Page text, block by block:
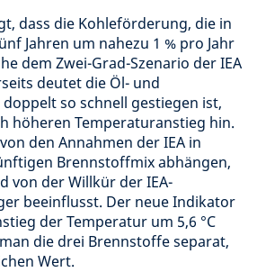
dass die Kohleförderung, die in
Jahren um nahezu 1 % pro Jahr
dem Zwei-Grad-Szenario der IEA
deutet die Öl- und
so schnell gestiegen ist,
höheren Temperaturanstieg hin.
den Annahmen der IEA in
Brennstoffmix abhängen,
von der Willkür der IEA-
beeinflusst. Der neue Indikator
der Temperatur um 5,6 °C
die drei Brennstoffe separat,
Wert.